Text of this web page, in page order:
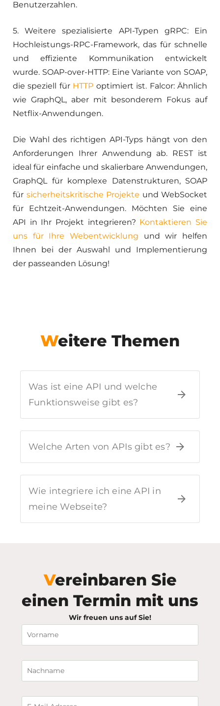
Benutzerzahlen.
5. Weitere spezialisierte API-Typen gRPC: Ein
Hochleistungs-RPC-Framework, das für schnelle
und effiziente Kommunikation entwickelt
wurde. SOAP-over-HTTP: Eine Variante von SOAP,
die speziell für HTTP optimiert ist. Falcor: Ähnlich
wie GraphQL, aber mit besonderem Fokus auf
Netflix-Anwendungen.
Die Wahl des richtigen API-Typs hängt von den
Anforderungen Ihrer Anwendung ab. REST ist
ideal für einfache und skalierbare Anwendungen,
GraphQL für komplexe Datenstrukturen, SOAP
für sicherheitskritische Projekte und WebSocket
für Echtzeit-Anwendungen. Möchten Sie eine
API in Ihr Projekt integrieren? Kontaktieren Sie
uns für Ihre Webentwicklung und wir helfen
Ihnen bei der Auswahl und Implementierung
der passeanden Lösung!
Weitere Themen
Was ist eine API und welche
Funktionsweise gibt es?
Welche Arten von APIs gibt es?
Wie integriere ich eine API in
meine Webseite?
Vereinbaren Sie
einen Termin mit uns
Wir freuen uns auf Sie!